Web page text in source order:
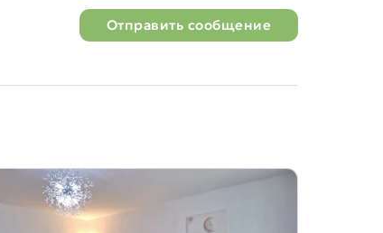
Отправить сообщение